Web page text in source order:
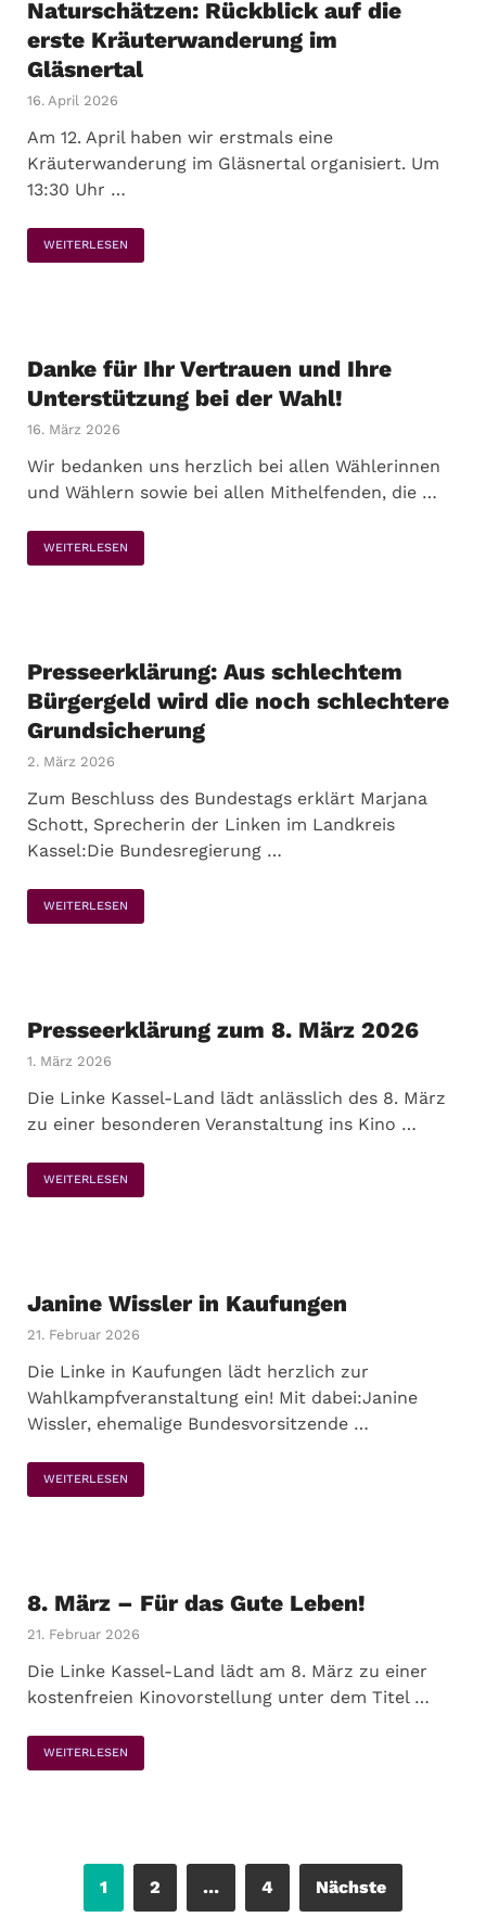
Naturschätzen: Rückblick auf die
erste Kräuterwanderung im
Gläsnertal
16. April 2026
Am 12. April haben wir erstmals eine
Kräuterwanderung im Gläsnertal organisiert. Um
13:30 Uhr …
WEITERLESEN
Danke für Ihr Vertrauen und Ihre
Unterstützung bei der Wahl!
16. März 2026
Wir bedanken uns herzlich bei allen Wählerinnen
und Wählern sowie bei allen Mithelfenden, die …
WEITERLESEN
Presseerklärung: Aus schlechtem
Bürgergeld wird die noch schlechtere
Grundsicherung
2. März 2026
Zum Beschluss des Bundestags erklärt Marjana
Schott, Sprecherin der Linken im Landkreis
Kassel:Die Bundesregierung …
WEITERLESEN
Presseerklärung zum 8. März 2026
1. März 2026
Die Linke Kassel-Land lädt anlässlich des 8. März
zu einer besonderen Veranstaltung ins Kino …
WEITERLESEN
Janine Wissler in Kaufungen
21. Februar 2026
Die Linke in Kaufungen lädt herzlich zur
Wahlkampfveranstaltung ein! Mit dabei:Janine
Wissler, ehemalige Bundesvorsitzende …
WEITERLESEN
8. März – Für das Gute Leben!
21. Februar 2026
Die Linke Kassel-Land lädt am 8. März zu einer
kostenfreien Kinovorstellung unter dem Titel …
WEITERLESEN
1 2 … 4 Nächste